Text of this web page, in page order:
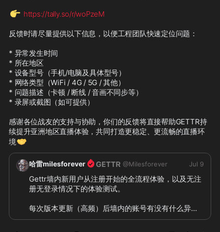
👉 https://tally.so/r/woPzeM
反馈时请尽量提供以下信息，以便工程团队快速定位问题：
* 异常发生时间
* 所在地区
* 设备型号（手机/电脑及具体型号）
* 网络类型（WiFi / 4G / 5G / 其他）
* 问题描述（卡顿 / 断线 / 音画不同步等）
* 录屏或截图（如可提供）
感谢各位战友的支持与协助，你们的反馈将直接帮助GETTR持
续提升亚洲地区直播体验，共同打造更稳定、更流畅的直播环
境🤝
哈雷milesforever @Milesforever Jul 9
Gettr墙内新用户从注册开始的全流程体验，以及无注
册无登录情况下的体验测试。
每次版本更新（高频）后墙内的账号有没有什么异常